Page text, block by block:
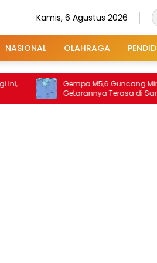
Kamis, 6 Agustus 2026
NASIONAL OLAHRAGA
Gempa M5,6 Guncang Mindanao,
Getarannya Terasa di Sangihe dan
Talaud